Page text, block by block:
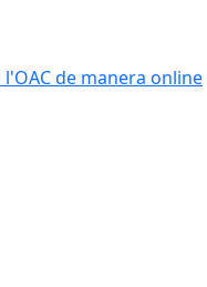
l'OAC de manera online